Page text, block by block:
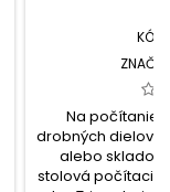
KÓD:
Na počítanie
drobných dielov,
alebo
stolová počítacia